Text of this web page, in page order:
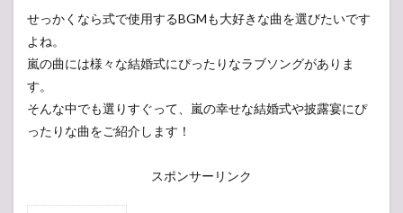
せっかくなら式で使用するBGMも大好きな曲を選びたいです
よね。
嵐の曲には様々な結婚式にぴったりなラブソングがありま
す。
そんな中でも選りすぐって、嵐の幸せな結婚式や披露宴にぴ
ったりな曲をご紹介します！
スポンサーリンク